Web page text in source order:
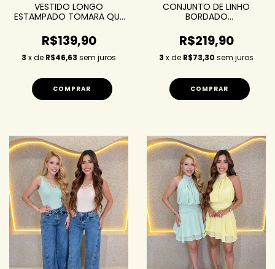
VESTIDO LONGO
ESTAMPADO TOMARA QUE
R$139,90
3 x de R$46,63 sem juros
COMPRAR
CONJUNTO DE LINHO
BORDADO
R$219,90
3 x de R$73,30 sem juros
COMPRAR